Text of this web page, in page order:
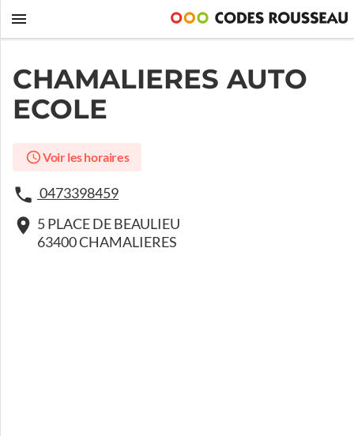
CHAMALIERES AUTO
ECOLE
Voir les horaires
0473398459
5 PLACE DE BEAULIEU
63400 CHAMALIERES